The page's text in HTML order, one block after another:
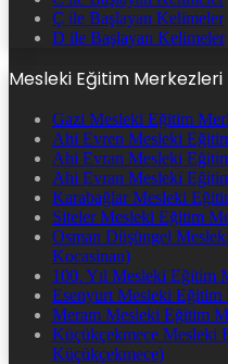
Ç ile Başlayan Kelimeler
D ile Başlayan Kelimeler
Mesleki Eğitim Merkezleri
Gazi Mesleki Eğitim
Ahi Evren Mesleki
Ahi Evran Mesleki
Ahi Evran Mesleki
Karabağlar Mesleki
Siteler Mesleki Eğitim
Osman Düşüngel
Kocasinan)
100. Yıl Mesleki Eğitim
Esenyurt Mesleki Eğitim
Meram Mesleki Eğitim
Küçükçekmece Mesleki
Küçükçekmece)